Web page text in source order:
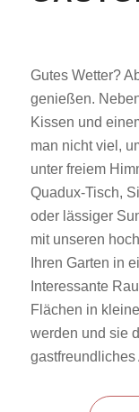
Gutes Wetter?
genießen.
Kissen und
man nicht viel,
unter freiem
Quadux-Tisch,
oder lässiger
mit unseren
Ihren Garten in
Interessante
Flächen in
werden und sie
gastfreundliches